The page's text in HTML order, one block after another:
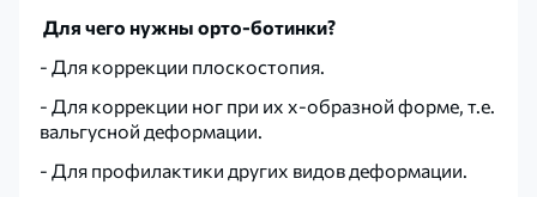
Для чего нужны орто-ботинки?
- Для коррекции плоскостопия.
- Для коррекции ног при их х-образной форме, т.е.
вальгусной деформации.
- Для профилактики других видов деформации.